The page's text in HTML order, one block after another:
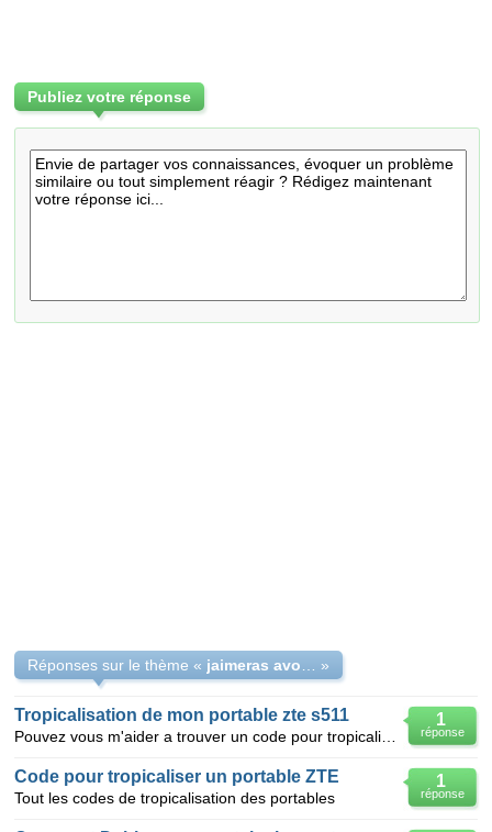
Publiez votre réponse
Réponses sur le thème « »
1
réponse
Tropicalisation de mon portable zte s511
1
réponse
Code pour tropicaliser un portable ZTE
Tout les codes de tropicalisation des portables